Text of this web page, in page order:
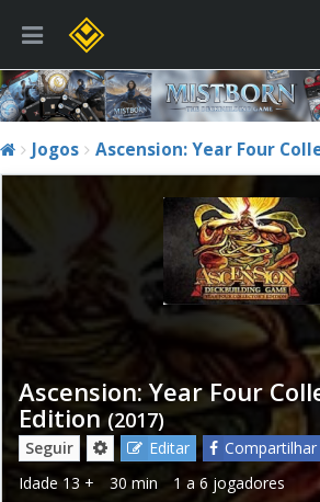
Jogos Ascension: Year Four
Ascension: Year Four
Edition (2017)
Seguir Editar
Compartilhar
Idade 13 + 30 min 1 a 6 jogadores